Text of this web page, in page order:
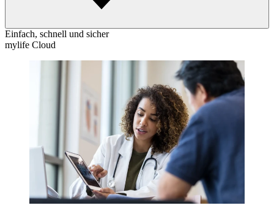
Einfach, schnell und sicher
mylife Cloud